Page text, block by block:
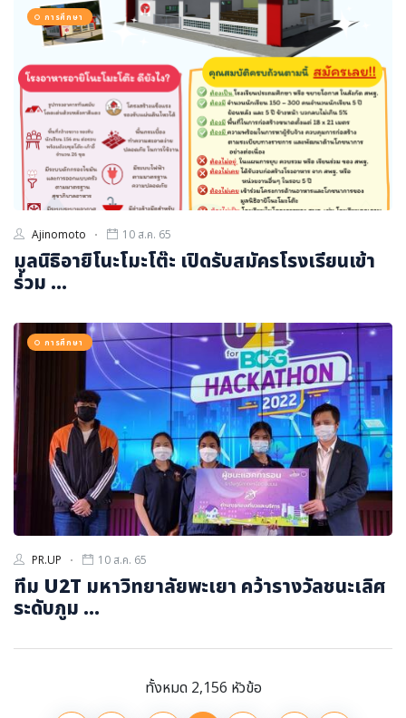
การศึกษา
Ajinomoto 10 ส.ค. 65
มูลนิธิอายิโนะโมะโต๊ะ เปิดรับสมัครโรงเรียนเข้า
ร่วม ...
การศึกษา
PR.UP 10 ส.ค. 65
ทีม U2T มหาวิทยาลัยพะเยา คว้ารางวัลชนะเลิศ
ระดับภูม ...
ทั้งหมด 2,156 หัวข้อ